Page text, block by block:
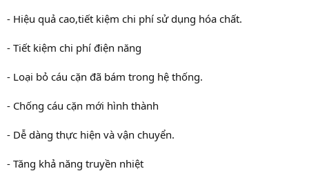
- Hiệu quả cao,tiết kiệm chi phí sử dụng hóa chất.
- Tiết kiệm chi phí điện năng
- Loại bỏ cáu cặn đã bám trong hệ thống.
- Chống cáu cặn mới hình thành
- Dễ dàng thực hiện và vận chuyển.
- Tăng khả năng truyền nhiệt